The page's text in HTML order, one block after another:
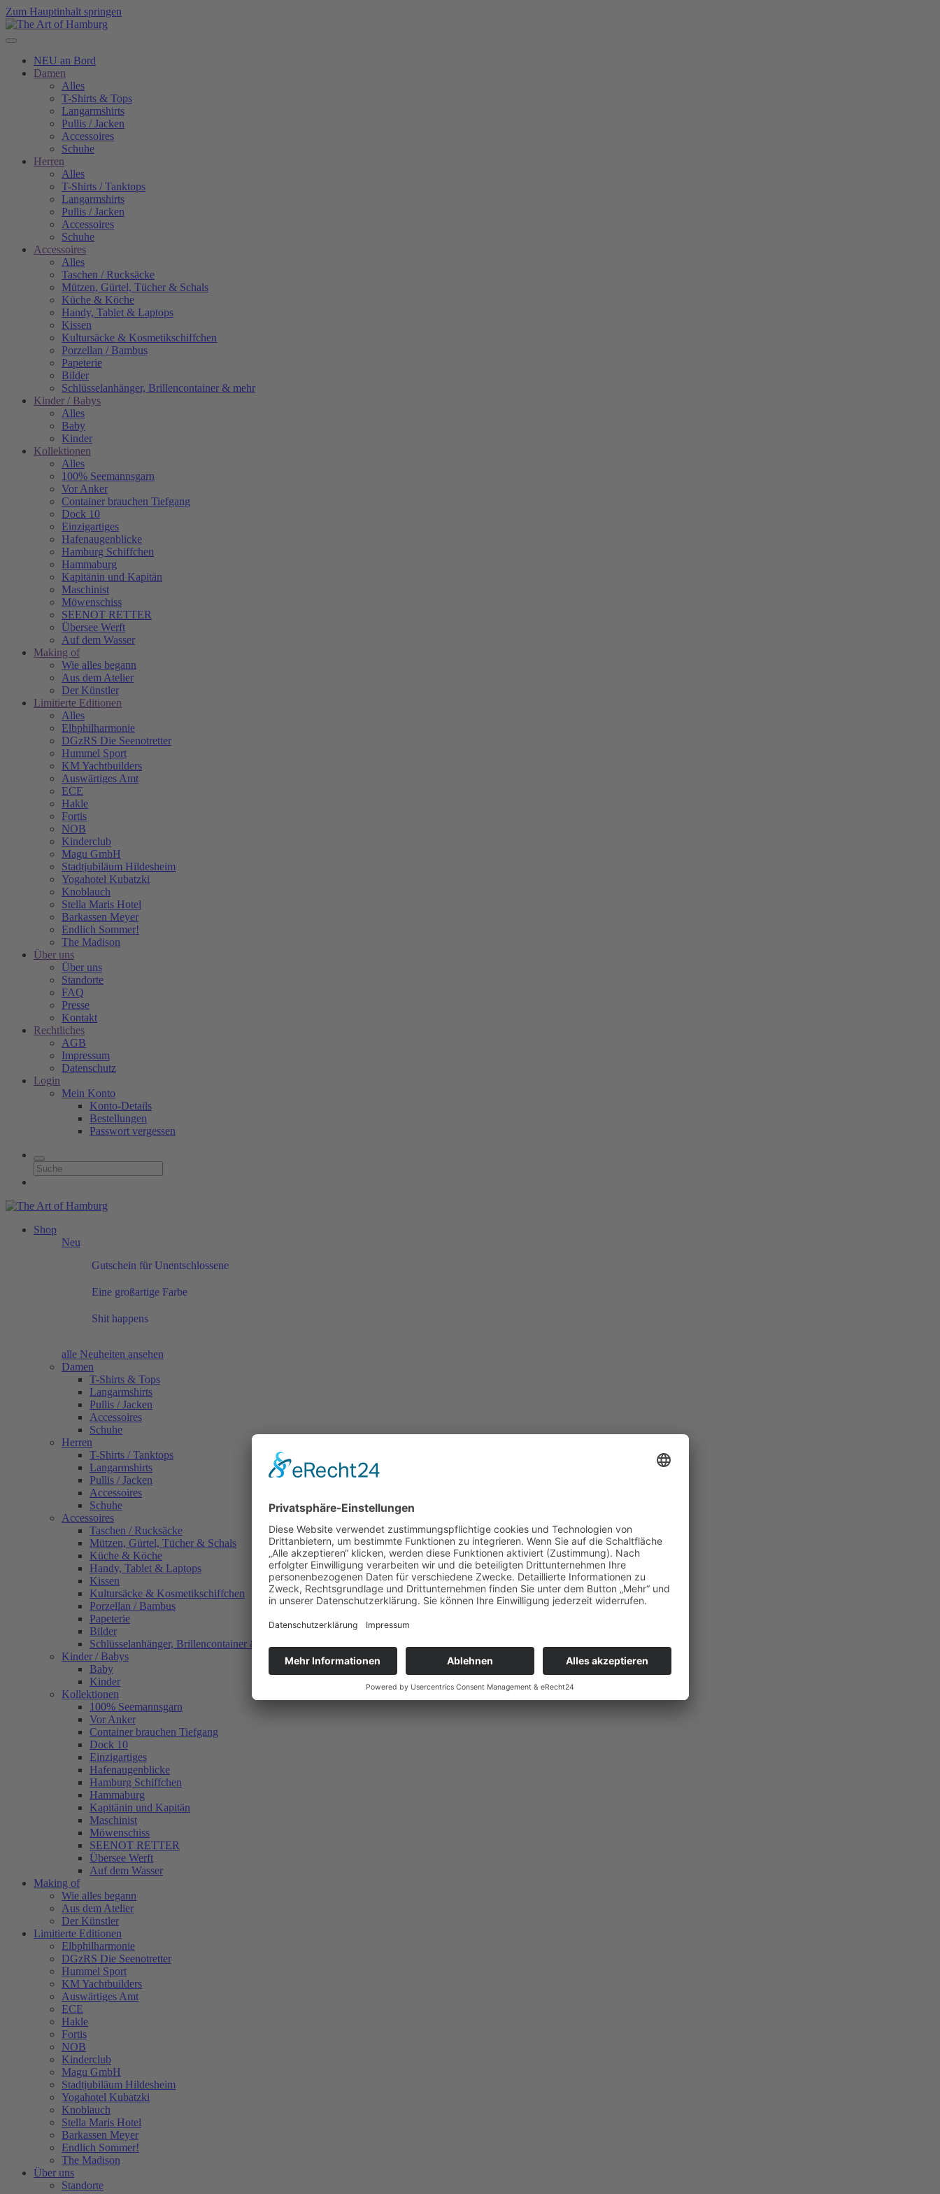
Zum Hauptinhalt springen
NEU an Bord
Damen
Alles
T-Shirts & Tops
Langarmshirts
Pullis / Jacken
Accessoires
Schuhe
Herren
Alles
T-Shirts / Tanktops
Langarmshirts
Pullis / Jacken
Accessoires
Schuhe
Accessoires
Alles
Taschen / Rucksäcke
Mützen, Gürtel, Tücher & Schals
Küche & Köche
Handy, Tablet & Laptops
Kissen
Kultursäcke & Kosmetikschiffchen
Porzellan / Bambus
Papeterie
Bilder
Schlüsselanhänger, Brillencontainer & mehr
Kinder / Babys
Alles
Baby
Kinder
Kollektionen
Alles
100% Seemannsgarn
Vor Anker
Container brauchen Tiefgang
Dock 10
Einzigartiges
Hafenaugen­blicke
Hamburg Schiffchen
Hammaburg
Kapitänin und Kapitän
Maschinist
Möwenschiss
SEENOT RETTER
Übersee Werft
Auf dem Wasser
Making of
Wie alles begann
Aus dem Atelier
Der Künstler
Limitierte Editionen
Alles
Elbphilharmonie
DGzRS Die Seenotretter
Hummel Sport
KM Yachtbuilders
Auswärtiges Amt
ECE
Hakle
Fortis
NOB
Kinderclub
Magu GmbH
Stadtjubiläum Hildesheim
Yogahotel Kubatzki
Knoblauch
Stella Maris Hotel
Barkassen Meyer
Endlich Sommer!
The Madison
Über uns
Über uns
Standorte
FAQ
Presse
Kontakt
Rechtliches
AGB
Impressum
Datenschutz
Login
Mein Konto
Konto-Details
Bestellungen
Passwort vergessen
Shop
Neu
Gutschein für Unentschlossene
Eine großartige Farbe
Shit happens
alle Neuheiten ansehen
Damen
T-Shirts & Tops
Langarmshirts
Pullis / Jacken
Accessoires
Schuhe
Herren
T-Shirts / Tanktops
Langarmshirts
Pullis / Jacken
Accessoires
Schuhe
Accessoires
Taschen / Rucksäcke
Mützen, Gürtel, Tücher & Schals
Küche & Köche
Handy, Tablet & Laptops
Kissen
Kultursäcke & Kosmetikschiffchen
Porzellan / Bambus
Papeterie
Bilder
Schlüsselanhänger, Brillencontainer & mehr
Kinder / Babys
Baby
Kinder
Kollektionen
100% Seemannsgarn
Vor Anker
Container brauchen Tiefgang
Dock 10
Einzigartiges
Hafenaugen­blicke
Hamburg Schiffchen
Hammaburg
Kapitänin und Kapitän
Maschinist
Möwenschiss
SEENOT RETTER
Übersee Werft
Auf dem Wasser
Making of
Wie alles begann
Aus dem Atelier
Der Künstler
Limitierte Editionen
Elbphilharmonie
DGzRS Die Seenotretter
Hummel Sport
KM Yachtbuilders
Auswärtiges Amt
ECE
Hakle
Fortis
NOB
Kinderclub
Magu GmbH
Stadtjubiläum Hildesheim
Yogahotel Kubatzki
Knoblauch
Stella Maris Hotel
Barkassen Meyer
Endlich Sommer!
The Madison
Über uns
Standorte